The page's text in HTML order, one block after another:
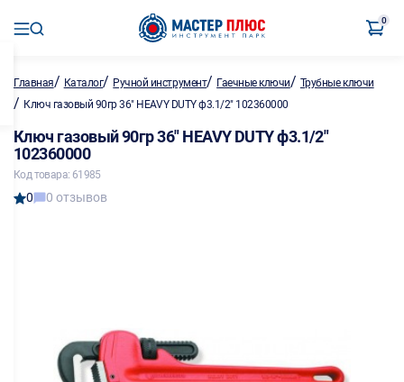
0
Главная/ Каталог/ Ручной инструмент/ Гаечные ключи/ Трубные ключи
/ Ключ газовый 90гр 36" HEAVY DUTY ф3.1/2" 102360000
Ключ газовый 90гр 36" HEAVY DUTY ф3.1/2"
102360000
Код товара: 61985
0 0 отзывов